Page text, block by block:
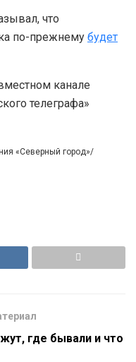
что
по-прежнему будет
канале
телеграфа»
«Северный город»/
где бывали и что